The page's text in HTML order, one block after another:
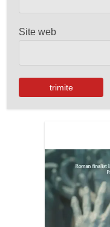
Site web